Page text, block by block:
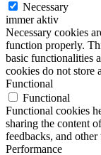
Necessary
immer aktiv
Necessary cookies
function properly.
basic functionalities
cookies do not store
Functional
Functional
Functional cookies
sharing the content
feedbacks, and
Performance